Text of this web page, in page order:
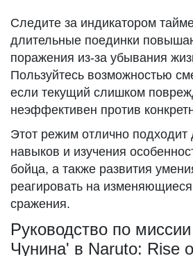
Следите за индикатором
длительные поединки
поражения из-за убывания
Пользуйтесь возможностью
если текущий слишком
неэффективен против
Этот режим отлично подходит
навыков и изучения
бойца, а также развития
реагировать на
сражения.
Руководство по
Чунина' в Naruto: Rise